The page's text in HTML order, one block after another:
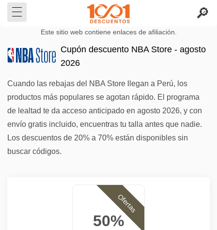
Este sitio web contiene enlaces de afiliación.
Cupón descuento NBA Store - agosto
2026
Cuando las rebajas del NBA Store llegan a Perú, los
productos más populares se agotan rápido. El programa
de lealtad te da acceso anticipado en agosto 2026, y con
envío gratis incluido, encuentras tu talla antes que nadie.
Los descuentos de 20% a 70% están disponibles sin
buscar códigos.
50%
Ofertas